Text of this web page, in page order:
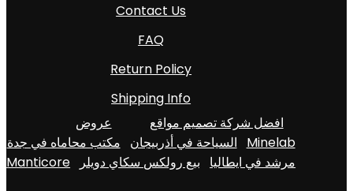
Contact Us
FAQ
Return Policy
Shipping Info
افضل شركة تصميم مواقع
عروض
السياحة في أذربيجان
مكتب محاماه في جدة
Minelab
Manticore
مرشد في ايطاليا بيع رولكس سكاي دويلر